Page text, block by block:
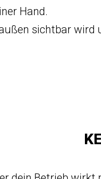
Hand.
sichtbar wird